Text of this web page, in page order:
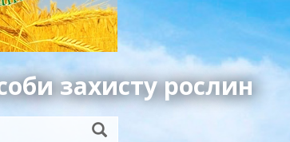
захисту рослин